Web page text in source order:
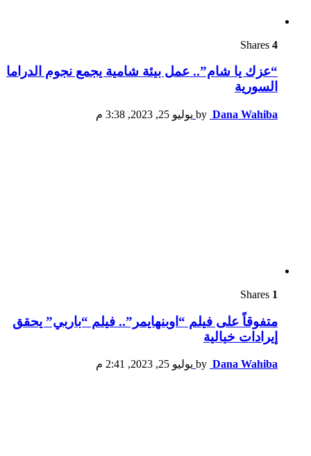
4
“عزك يا شام”.. عمل بيئة شامية يجمع نجوم الدراما
السورية
by Dana Wahiba يوليو 25, 2023, 3:38 م
1
متفوقاً على فيلم “اوبنهايمر”.. فيلم “باربي” يحقق
إيرادات خيالية
by Dana Wahiba يوليو 25, 2023, 2:41 م